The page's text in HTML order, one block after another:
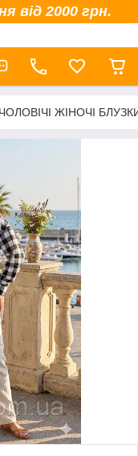
від 2000 грн.
ЖІНОЧІ